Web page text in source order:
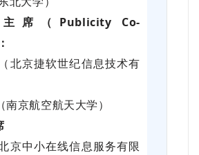
席（Publicity Co-
北京捷软世纪信息技术有
京航空航天大学）
京中小在线信息服务有限